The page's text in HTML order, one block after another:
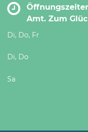
Amt. Zum
Di, Do, Fr
Di, Do
Sa